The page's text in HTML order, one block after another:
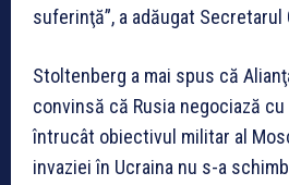
suferinţă”, a adăugat Secretarul
Stoltenberg a mai spus că
convinsă că Rusia negociază
întrucât obiectivul militar al
invaziei în Ucraina nu s-a